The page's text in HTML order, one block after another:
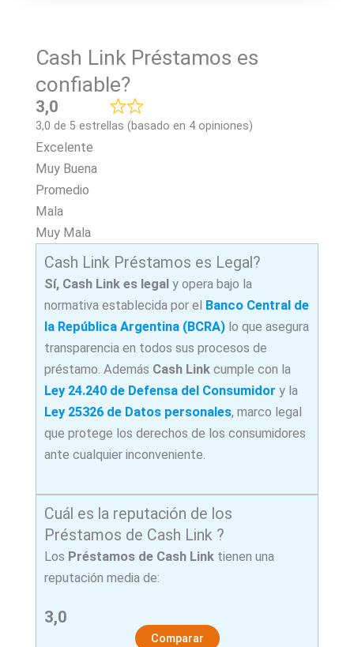
Cash Link Préstamos es
confiable?
3,0
3,0 de 5 estrellas (basado en 4 opiniones)
Excelente
Muy Buena
Promedio
Mala
Muy Mala
Cash Link Préstamos es Legal?
Sí, Cash Link es legal y opera bajo la
normativa establecida por el Banco Central de
la República Argentina (BCRA) lo que asegura
transparencia en todos sus procesos de
préstamo. Además Cash Linkcumple con la
Ley 24.240 de Defensa del Consumidory la
Ley 25326 de Datos personales, marco legal
que protege los derechos de los consumidores
ante cualquier inconveniente.
Cuál es la reputación de los
Préstamos de Cash Link ?
Los Préstamos de Cash Link tienen una
reputación media de:
3,0
Comparar